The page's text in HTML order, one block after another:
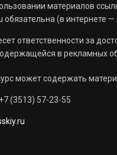
материалов
обязательна (в интернете —
ответственности за
в рекламных
может содержать
(3513) 57-23-55